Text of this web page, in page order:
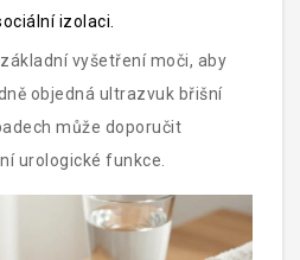
izolaci.
vyšetření moči, aby
objedná ultrazvuk břišní
může doporučit
urologické funkce.